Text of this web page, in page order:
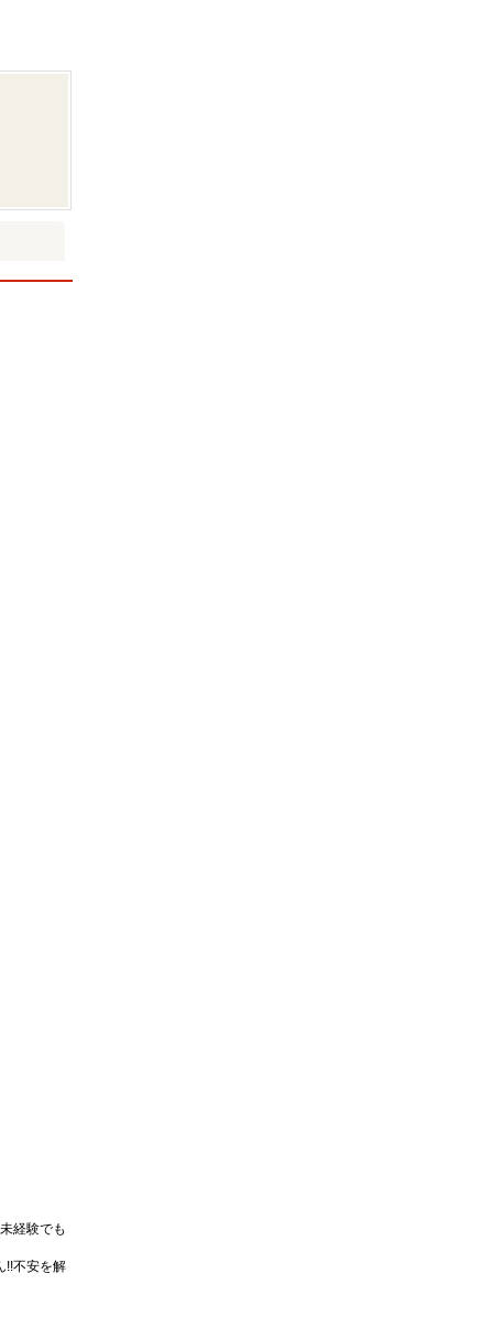
経験でも
!!不安を解